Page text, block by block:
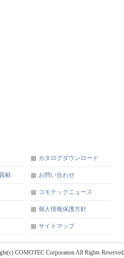
献
カタログダウンロード
お問い合わせ
コモテックニュース
個人情報保護方針
サイトマップ
COMOTEC Corporation All Rights Reserved